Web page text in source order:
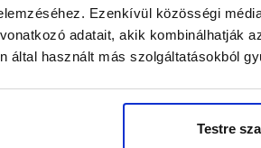
Ezenkívül közösségi
adatait, akik kombinálhatják
által használt más szolgáltatásokból
Testre
fel hírlevelünkre!
szeretnéd felújítani, de